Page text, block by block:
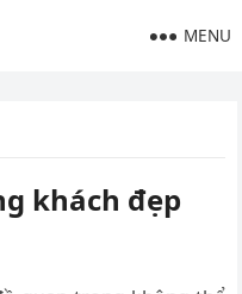
MENU
khách đẹp